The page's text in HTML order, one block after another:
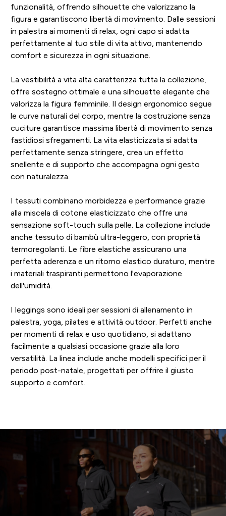
funzionalità, offrendo silhouette che valorizzano la
figura e garantiscono libertà di movimento. Dalle sessioni
in palestra ai momenti di relax, ogni capo si adatta
perfettamente al tuo stile di vita attivo, mantenendo
comfort e sicurezza in ogni situazione.
La vestibilità a vita alta caratterizza tutta la collezione,
offre sostegno ottimale e una silhouette elegante che
valorizza la figura femminile. Il design ergonomico segue
le curve naturali del corpo, mentre la costruzione senza
cuciture garantisce massima libertà di movimento senza
fastidiosi sfregamenti. La vita elasticizzata si adatta
perfettamente senza stringere, crea un effetto
snellente e di supporto che accompagna ogni gesto
con naturalezza.
I tessuti combinano morbidezza e performance grazie
alla miscela di cotone elasticizzato che offre una
sensazione soft-touch sulla pelle. La collezione include
anche tessuto di bambù ultra-leggero, con proprietà
termoregolanti. Le fibre elastiche assicurano una
perfetta aderenza e un ritorno elastico duraturo, mentre
i materiali traspiranti permettono l'evaporazione
dell'umidità.
I leggings sono ideali per sessioni di allenamento in
palestra, yoga, pilates e attività outdoor. Perfetti anche
per momenti di relax e uso quotidiano, si adattano
facilmente a qualsiasi occasione grazie alla loro
versatilità. La linea include anche modelli specifici per il
periodo post-natale, progettati per offrire il giusto
supporto e comfort.